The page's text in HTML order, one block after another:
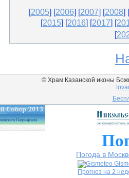
[2005] [2006] [2007] [2008] [
[2015] [2016] [2017] [
[
© Храм Казанской иконы
Погода в
Прогноз на 2